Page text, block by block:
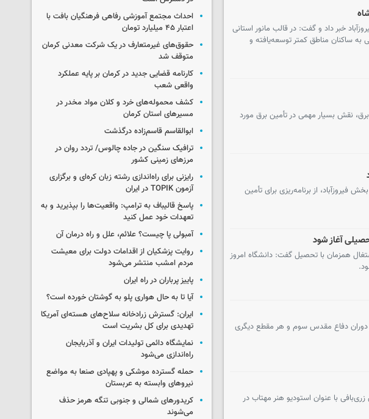
خبر داد و گفت: در قالب مانور استانی
ساکنان مناطق کمتر توسعه‌یافته و
کرمانشاه گفت: شرکت مدیریت تولید برق بیستون با ظرفیت تولید ۷۴۰ مگاوات برق، نقش بسیار مهمی در تأمین برق مورد
فیروزآباد، از برنامه‌ریزی برای تأمین
آغاز شود
همزمان با تحصیل گفت: دانشگاه امروز
دوران دفاع مقدس سوم و هر مقطع دیگری
با عنوان استودیو هنر مهتاب در
احداث مجتمع آموزشی رفاهی فرهنگیان بافت با
اعتبار ۴۵ میلیارد تومان
حقوق‌های غیرمتعارف در یک شرکت معدنی کرمان
متوقف شد
کارنامه قضایی جدید در کرمان بر پایه عملکرد
واقعی شعب
کشف محموله‌های خرد و کلان مواد مخدر در
مسیرهای استان کرمان
ابوالقاسم قاسم‌زاده درگذشت
ترافیک سنگین در جاده چالوس/ تردد روان در
مرزهای زمینی کشور
رایزنی برای راه‌اندازی رشته زبان کره‌ای و برگزاری
آزمون TOPIK در ایران
پاسخ قالیباف به ترامپ: واقعیت‌ها را بپذیرید و به
تعهدات خود عمل کنید
آمبولی پا چیست؟ علائم، علل و راه درمان آن
روایت پزشکیان از اقدامات دولت برای معیشت
مردم امشب منتشر می‌شود
پاییز پرباران در راه ایران
آیا تا به حال هواری پلو به گوشتان خورده است؟
ایران: گسترش زرادخانه سلاح‌های هسته‌ای آمریکا
تهدیدی برای کل بشریت است
نمایشگاه دائمی تولیدات ایران و آذربایجان
راه‌اندازی می‌شود
حمله گسترده موشکی و پهپادی صنعا به مواضع
نیروهای وابسته به عربستان
کریدورهای شمالی و جنوبی تنگه هرمز حذف
می‌شوند